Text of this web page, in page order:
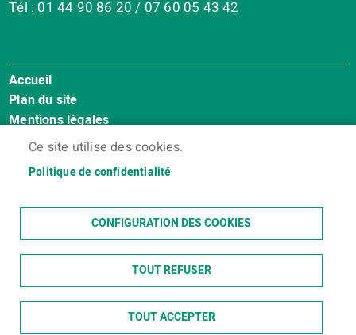
Ce site utilise des cookies.
Politique de confidentialité
CONFIGURATION DES COOKIES
TOUT REFUSER
TOUT ACCEPTER
Tél : 01 44 90 86 20 / 07 60 05 43 42
Menu
Pied
de
page
Accueil
Plan du site
Mentions légales
Accessibilité : Non conforme
Contact